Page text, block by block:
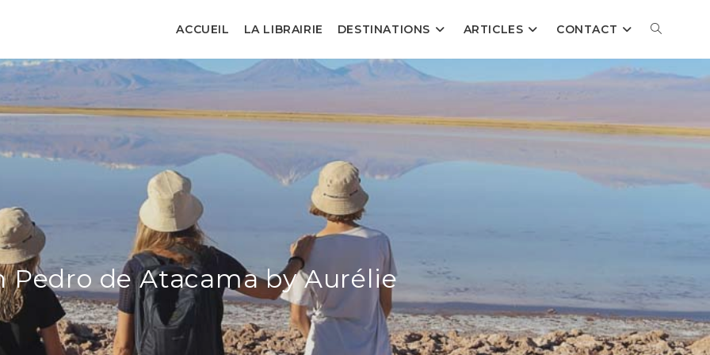
ACCUEIL LA LIBRAIRIE DESTINATIONS ARTICLES CONTACT TOGGLE
Pedro de Atacama by Aurélie